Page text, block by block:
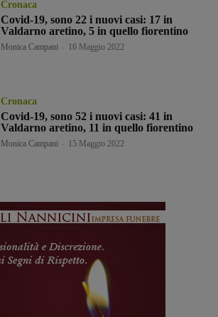
Cronaca
Covid-19, sono 22 i nuovi casi: 17 in
Valdarno aretino, 5 in quello fiorentino
Monica Campani 16 Maggio 2022
Cronaca
Covid-19, sono 52 i nuovi casi: 41 in
Valdarno aretino, 11 in quello fiorentino
Monica Campani 15 Maggio 2022